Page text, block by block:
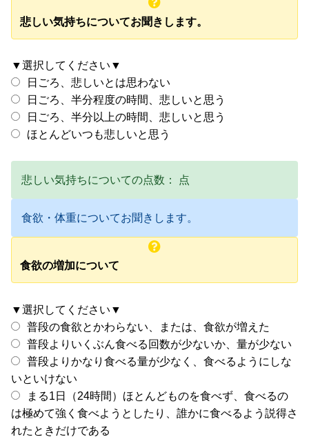
悲しい気持ちについてお聞きします。
▼選択してください▼
日ごろ、悲しいとは思わない
日ごろ、半分程度の時間、悲しいと思う
日ごろ、半分以上の時間、悲しいと思う
ほとんどいつも悲しいと思う
悲しい気持ちについての点数： 点
食欲・体重についてお聞きします。
食欲の増加について
▼選択してください▼
普段の食欲とかわらない、または、食欲が増えた
普段よりいくぶん食べる回数が少ないか、量が少ない
普段よりかなり食べる量が少なく、食べるようにしな
いといけない
まる1日（24時間）ほとんどものを食べず、食べるの
は極めて強く食べようとしたり、誰かに食べるよう説得さ
れたときだけである